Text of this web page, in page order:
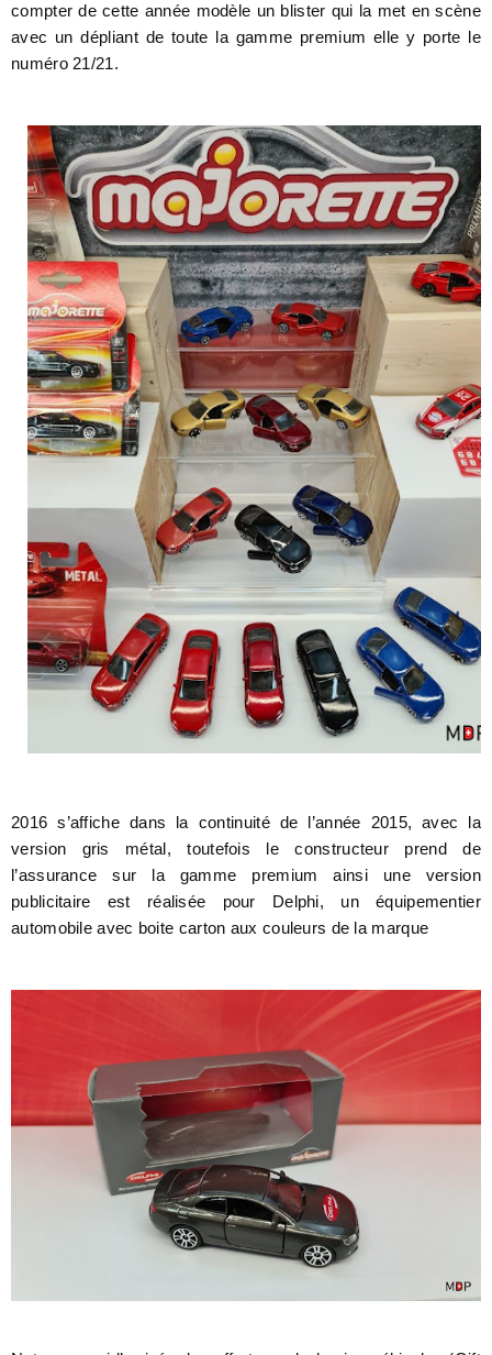
compter de cette année modèle un blister qui la met en scène
avec un dépliant de toute la gamme premium elle y porte le
numéro 21/21.
2016 s’affiche dans la continuité de l’année 2015, avec la
version gris métal, toutefois le constructeur prend de
l’assurance sur la gamme premium ainsi une version
publicitaire est réalisée pour Delphi, un équipementier
automobile avec boite carton aux couleurs de la marque